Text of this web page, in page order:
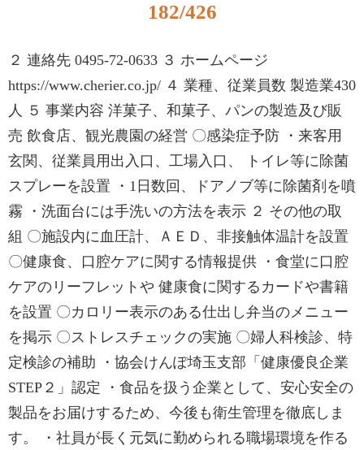
182/426
２ 連絡先 0495-72-0633 ３ ホームページ
https://www.cherier.co.jp/ ４ 業種、従業員数 製造業430
人 ５ 事業内容 洋菓子、和菓子、パンの製造及び販
売 飲食店、観光農園の経営 〇感染症予防 ・来客用
玄関、従業員用出入口、工場入口、 トイレ等に除菌
スプレーを設置 ・1日数回、ドアノブ等に除菌剤を噴
霧 ・洗面台には手洗いの方法を表示 ２ その他の取
組 〇施設内に血圧計、ＡＥＤ、非接触体温計を設置
〇健康食、口腔ケアに関する情報提供 ・食堂に口腔
ケアのリーフレットや 健康食に関するカードや書籍
を設置 〇カロリー表示のある仕出し弁当のメニュー
を掲示 〇ストレスチェックの実施 〇婦人科検診、特
定検診の補助 ・協会けんぽ埼玉支部「健康優良企業
STEP２」認定 ・食品を扱う企業として、安心安全の
製品をお届けするため、今後も衛生管理を徹底しま
す。 ・社員が長く元気に勤められる職場環境を作る